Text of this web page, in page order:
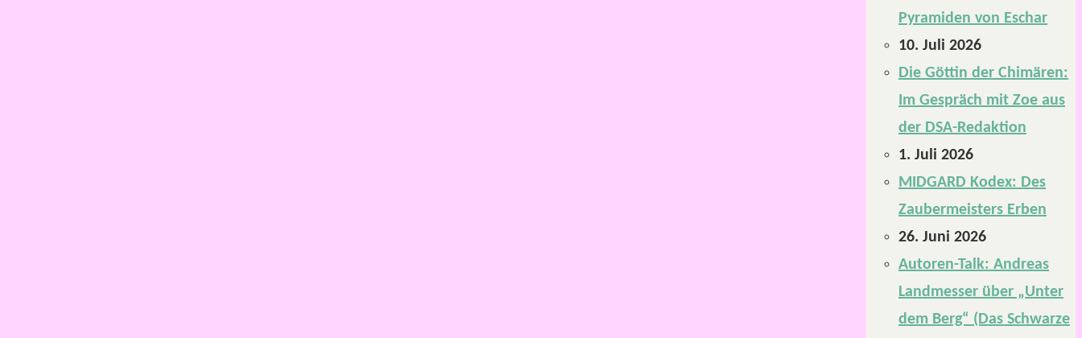
Pyramiden von Eschar
10. Juli 2026
Die Göttin der Chimären:
Im Gespräch mit Zoe aus
der DSA-Redaktion
1. Juli 2026
MIDGARD Kodex: Des
Zaubermeisters Erben
26. Juni 2026
Autoren-Talk: Andreas
Landmesser über „Unter
dem Berg“ (Das Schwarze